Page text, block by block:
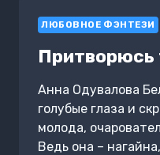
ЛЮБОВНОЕ ФЭНТЕЗИ
Притворюсь
Анна Одувалова
голубые глаза и
молода,
Ведь она –